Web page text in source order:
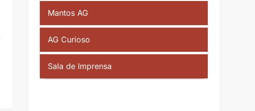
Mantos AG
AG Curioso
Sala de Imprensa